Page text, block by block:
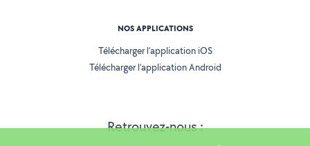
Retrouvez-nous :
NOS APPLICATIONS
Télécharger l’application iOS
Télécharger l’application Android